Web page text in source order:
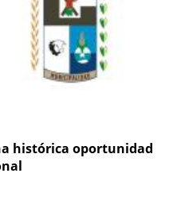
histórica oportunidad